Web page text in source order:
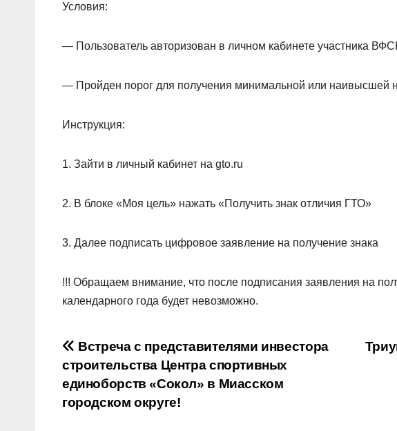
Условия:
— Пользователь авторизован в личном кабинете участника
— Пройден порог для получения минимальной или наивысшей
Инструкция:
1. Зайти в личный кабинет на gto.ru
2. В блоке «Моя цель» нажать «Получить знак отличия ГТО»
3. Далее подписать цифровое заявление на получение знака
!!! Обращаем внимание, что после подписания заявления на
календарного года будет невозможно.
Навигация
по
записям
Встреча с представителями инвестора
строительства Центра спортивных
единоборств «Сокол» в Миасском
городском округе!